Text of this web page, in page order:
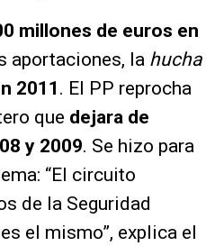
millones de euros en
aportaciones, la hucha
2011 . El PP reprocha
que dejara de
y 2009. Se hizo para
“El circuito
de la Seguridad
el mismo”, explica el